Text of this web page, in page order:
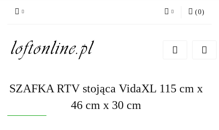
Zarejestruj się
(0)
SZAFKA RTV stojąca VidaXL 115 cm x
46 cm x 30 cm